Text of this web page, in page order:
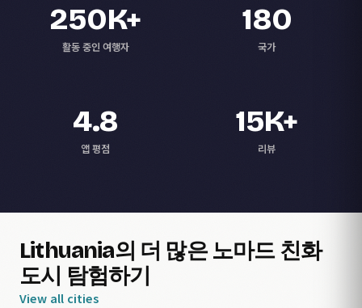
250K+
활동 중인 여행자
180
국가
4.8
앱 평점
15K+
리뷰
Lithuania의 더 많은 노마드 친화
도시 탐험하기
View all cities